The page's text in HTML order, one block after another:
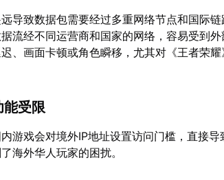
导致数据包需要经过多重网络节点和国际
流经不同运营商和国家的网络，容易受到
、画面卡顿或角色瞬移，尤其对《王者荣
能受限
游戏会对境外IP地址设置访问门槛，直接
海外华人玩家的困扰。